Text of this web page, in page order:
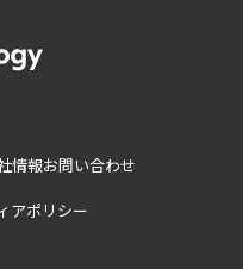
情報お問い合わせ
アポリシー